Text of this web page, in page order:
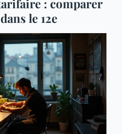
: comparer
le 12e